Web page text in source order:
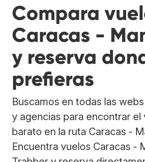
Compara
Caracas -
y reserva
prefieras
Buscamos en todas las
y agencias para encontrar el
barato en la ruta Caracas -
Encuentra vuelos Caracas -